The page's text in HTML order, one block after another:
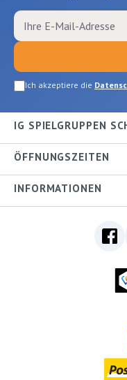
Ich akzeptiere die
IG SPIELGRUPPEN
ÖFFNUNGSZEITEN
INFORMATIONEN